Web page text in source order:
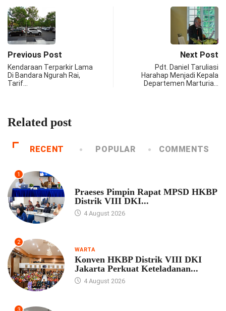
Previous Post
Kendaraan Terparkir Lama
Di Bandara Ngurah Rai,
Tarif…
Next Post
Pdt. Daniel Taruliasi
Harahap Menjadi Kepala
Departemen Marturia…
Related post
RECENT POPULAR COMMENTS
1
Praeses Pimpin Rapat MPSD HKBP
Distrik VIII DKI...
4 August 2026
2
WARTA
Konven HKBP Distrik VIII DKI
Jakarta Perkuat Keteladanan...
4 August 2026
3